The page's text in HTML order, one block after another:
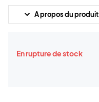
A propos du produit
En rupture de stock